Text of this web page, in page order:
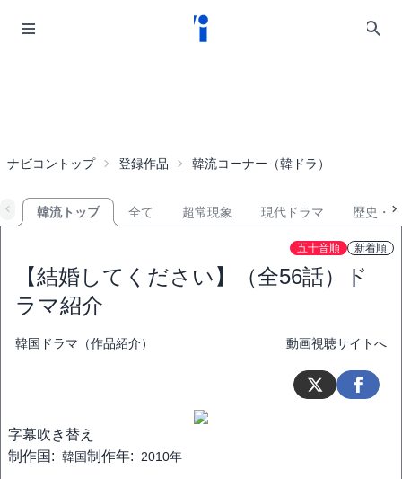
ナビコントップ 登録作品 韓流コーナー（韓ドラ）
韓流トップ 全て 超常現象 現代ドラマ 歴史・
五十音順 新着順
【結婚してください】（全56話）ド
ラマ紹介
韓国ドラマ（作品紹介） 動画視聴サイトへ
字幕吹き替え
制作国: 韓国制作年: 2010年